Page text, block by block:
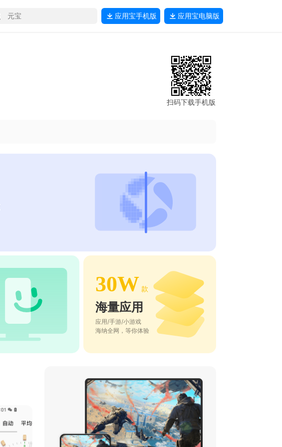
应用宝手机版 应用宝电脑版
扫码下载手机版
30W 款
海量应用
应用/手游/小游戏
海纳全网，等你体验